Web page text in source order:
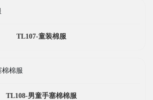
TL107-童装棉服
TL108-男童手塞棉棉服